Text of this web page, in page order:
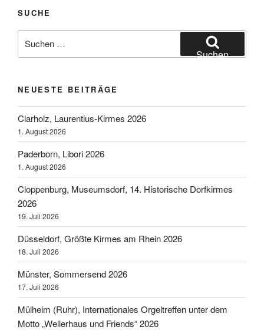
SUCHE
nach:
Suchen
NEUESTE BEITRÄGE
Clarholz, Laurentius-Kirmes 2026
1. August 2026
Paderborn, Libori 2026
1. August 2026
Cloppenburg, Museumsdorf, 14. Historische Dorfkirmes
2026
19. Juli 2026
Düsseldorf, Größte Kirmes am Rhein 2026
18. Juli 2026
Münster, Sommersend 2026
17. Juli 2026
Mülheim (Ruhr), Internationales Orgeltreffen unter dem
Motto „Wellerhaus und Friends“ 2026